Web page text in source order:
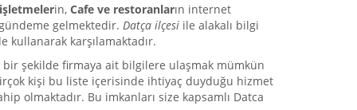
in, Cafe ve restoranların internet
gündeme gelmektedir. Datça ilçesi ile alakalı bilgi
kullanarak karşılamaktadır.
şekilde firmaya ait bilgilere ulaşmak mümkün
kişi bu liste içerisinde ihtiyaç duyduğu hizmet
olmaktadır. Bu imkanları size kapsamlı Datca